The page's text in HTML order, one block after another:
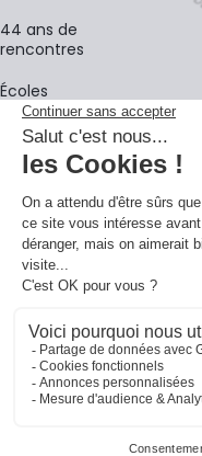
44 ans de
rencontres
Écoles
La newsletter
Adresse e-mail
En vous inscrivant à notre
confidentialité.
Retrouvons-nous sur